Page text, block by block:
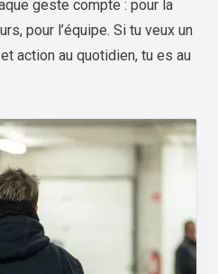
geste compte : pour la
pour l’équipe. Si tu veux un
action au quotidien, tu es au